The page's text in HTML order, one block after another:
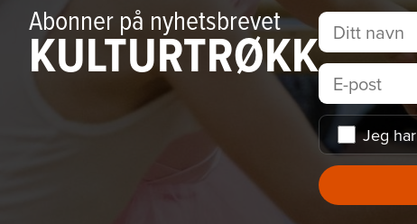
Abonner på nyhetsbrevet
KULTURTRØKK
Jeg